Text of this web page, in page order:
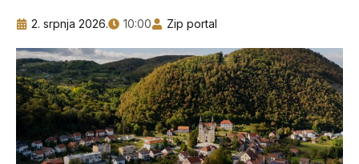
2. srpnja 2026. 10:00 Zip portal